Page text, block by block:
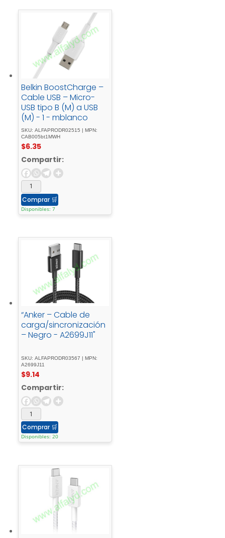
Belkin BoostCharge –
Cable USB – Micro-
USB tipo B (M) a USB
(M) - 1 - mblanco
SKU: ALFAPRODR02515 | MPN:
CAB005bt1MWH
$6.35
Compartir:
Comprar 🛒
Disponibles: 7
“Anker – Cable de
carga/sincronización
– Negro - A2699J11"
SKU: ALFAPRODR03567 | MPN:
A2699J11
$9.14
Compartir:
Comprar 🛒
Disponibles: 20